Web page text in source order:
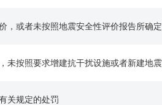
，或者未按照地震安全性评价报告所确
要求增建抗干扰设施或者新建地震监测设施，
关规定的处罚